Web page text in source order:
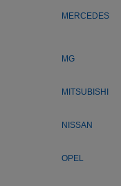
MERCEDES
MG
MITSUBISHI
NISSAN
OPEL